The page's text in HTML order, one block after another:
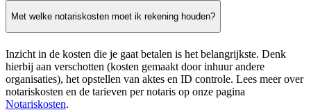
Met welke notariskosten moet ik rekening houden?
Inzicht in de kosten die je gaat betalen is het belangrijkste. Denk
hierbij aan verschotten (kosten gemaakt door inhuur andere
organisaties), het opstellen van aktes en ID controle. Lees meer over
notariskosten en de tarieven per notaris op onze pagina
Notariskosten.